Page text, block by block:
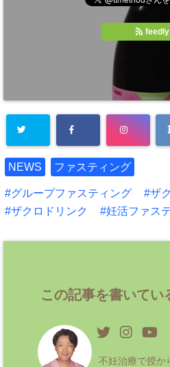
feedly
NEWS ファスティング
グループファスティング
ザ
ザクロドリンク
妊活ファス
この記事を書いてい
不妊治療で授か